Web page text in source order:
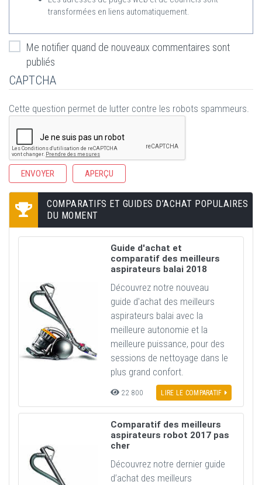
transformées en liens automatiquement.
Me notifier quand de nouveaux commentaires sont
publiés
CAPTCHA
Cette question permet de lutter contre les robots spammeurs.
COMPARATIFS ET GUIDES D’ACHAT POPULAIRES
DU MOMENT
Guide d'achat et
comparatif des meilleurs
aspirateurs balai 2018
Découvrez notre nouveau
guide d'achat des meilleurs
aspirateurs balai avec la
meilleure autonomie et la
meilleure puissance, pour des
sessions de nettoyage dans le
plus grand confort.
22 800 LIRE LE COMPARATIF
Comparatif des meilleurs
aspirateurs robot 2017 pas
cher
Découvrez notre dernier guide
d’achat des meilleurs